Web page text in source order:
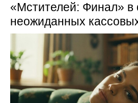
«Мстителей: Финал» в
неожиданных